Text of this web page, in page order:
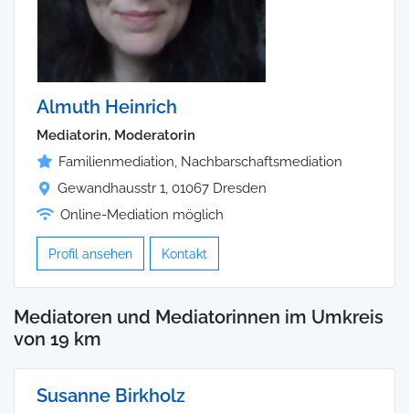
Almuth Heinrich
Mediatorin, Moderatorin
Familienmediation, Nachbarschaftsmediation
Gewandhausstr 1, 01067 Dresden
Online-Mediation möglich
Profil ansehen Kontakt
Mediatoren und Mediatorinnen im Umkreis
von 19 km
Susanne Birkholz